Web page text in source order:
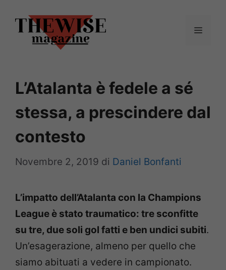
contenuto
Menu
L’Atalanta è fedele a sé
stessa, a prescindere dal
contesto
Novembre 2, 2019 di Daniel Bonfanti
L’impatto dell’Atalanta con la Champions
League è stato traumatico: tre sconfitte
su tre, due soli gol fatti e ben undici subiti.
Un’esagerazione, almeno per quello che
siamo abituati a vedere in campionato.